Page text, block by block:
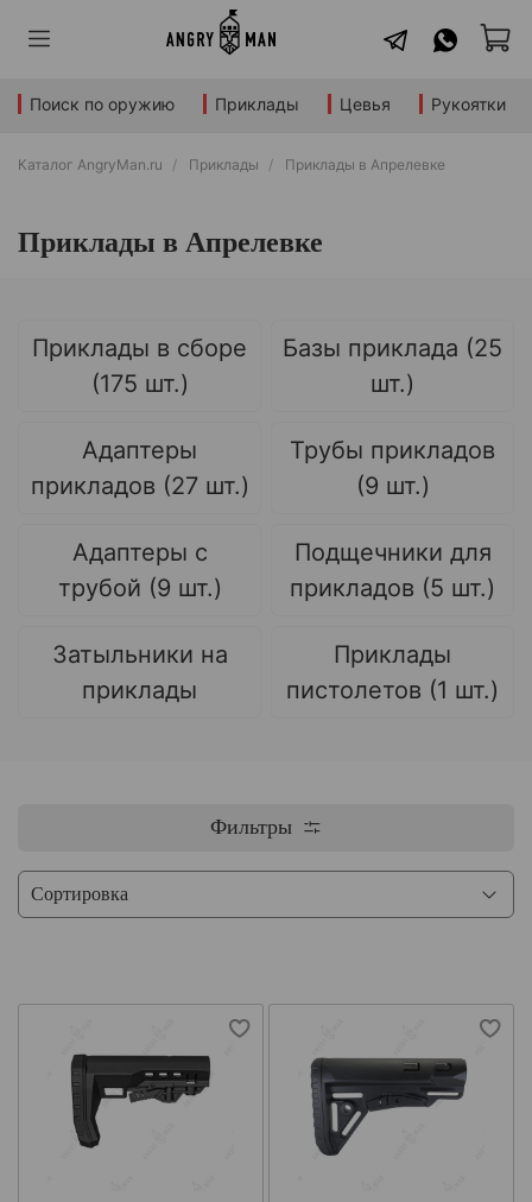
Поиск по оружию Приклады Цевья Рукоятки
Каталог AngryMan.ru Приклады Приклады в Апрелевке
Приклады в Апрелевке
Приклады в сборе
(175 шт.)
Базы приклада (25
шт.)
Адаптеры
прикладов (27 шт.)
Трубы прикладов
(9 шт.)
Адаптеры с
трубой (9 шт.)
Подщечники для
прикладов (5 шт.)
Затыльники на
приклады
Приклады
пистолетов (1 шт.)
Фильтры